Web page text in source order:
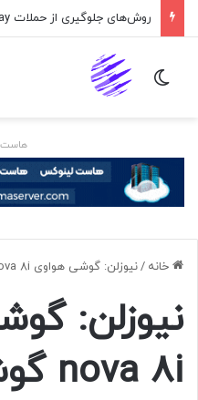
تغییر پوسته
خانه /نیوزلن: گوشی هواوی nova 8i گوشی هوشمند
نیوزلن:
nova 8i گوشی هوشمند